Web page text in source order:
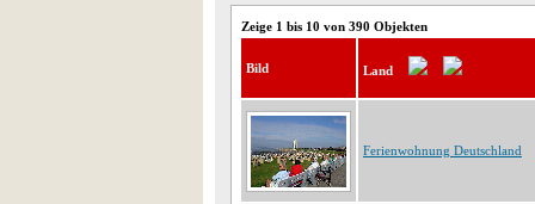
Zeige 1 bis 10 von 390 Objekten
Bild Land
Ferienwohnung Deutschland